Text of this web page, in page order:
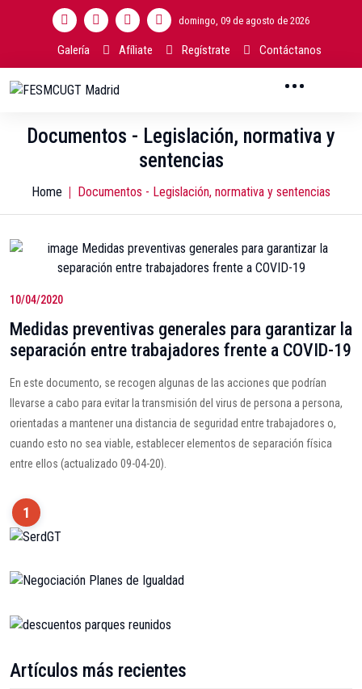
domingo, 09 de agosto de 2026
Galería Afíliate Regístrate Contáctanos
Documentos - Legislación, normativa y
sentencias
Home Documentos - Legislación, normativa y sentencias
10/04/2020
Medidas preventivas generales para garantizar la
separación entre trabajadores frente a COVID-19
En este documento, se recogen algunas de las acciones que podrían
llevarse a cabo para evitar la transmisión del virus de persona a persona,
orientadas a mantener una distancia de seguridad entre trabajadores o,
cuando esto no sea viable, establecer elementos de separación física
entre ellos (actualizado 09-04-20).
1
Artículos más recientes